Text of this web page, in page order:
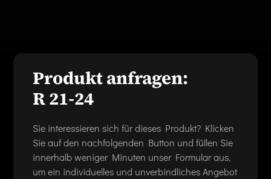
Produkt anfragen:
R 21-24
Sie interessieren sich für dieses Produkt? Klicken
Sie auf den nachfolgenden Button und füllen Sie
innerhalb weniger Minuten unser Formular aus,
um ein individuelles und unverbindliches Angebot